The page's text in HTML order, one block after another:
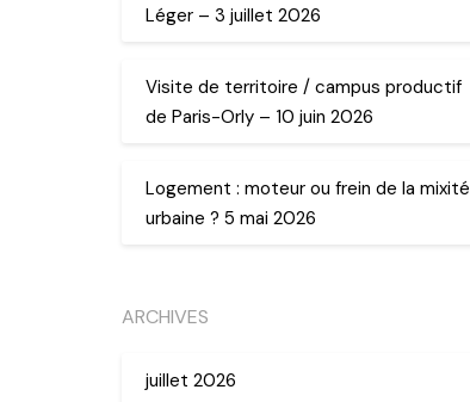
Léger – 3 juillet 2026
Visite de territoire / campus productif
de Paris-Orly – 10 juin 2026
Logement : moteur ou frein de la mixité
urbaine ? 5 mai 2026
ARCHIVES
juillet 2026